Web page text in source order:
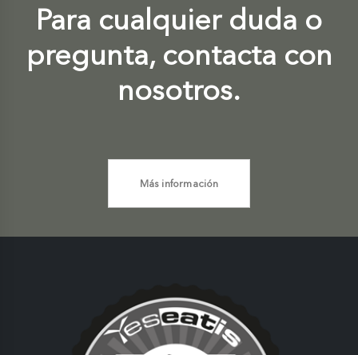
Para cualquier duda o
pregunta, contacta con
nosotros.
Más información